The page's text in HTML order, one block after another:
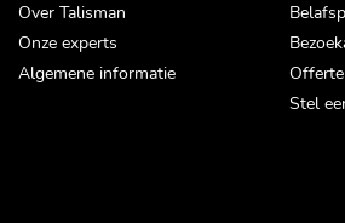
Over Talisman
Onze experts
Algemene informatie
Stel